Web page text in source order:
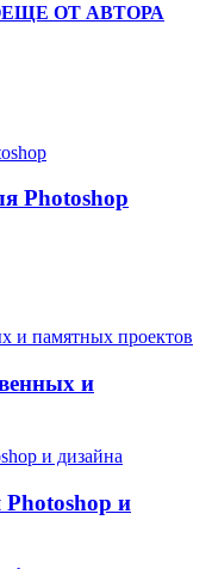
ЕЩЕ ОТ АВТОРА
Photoshop
и
и